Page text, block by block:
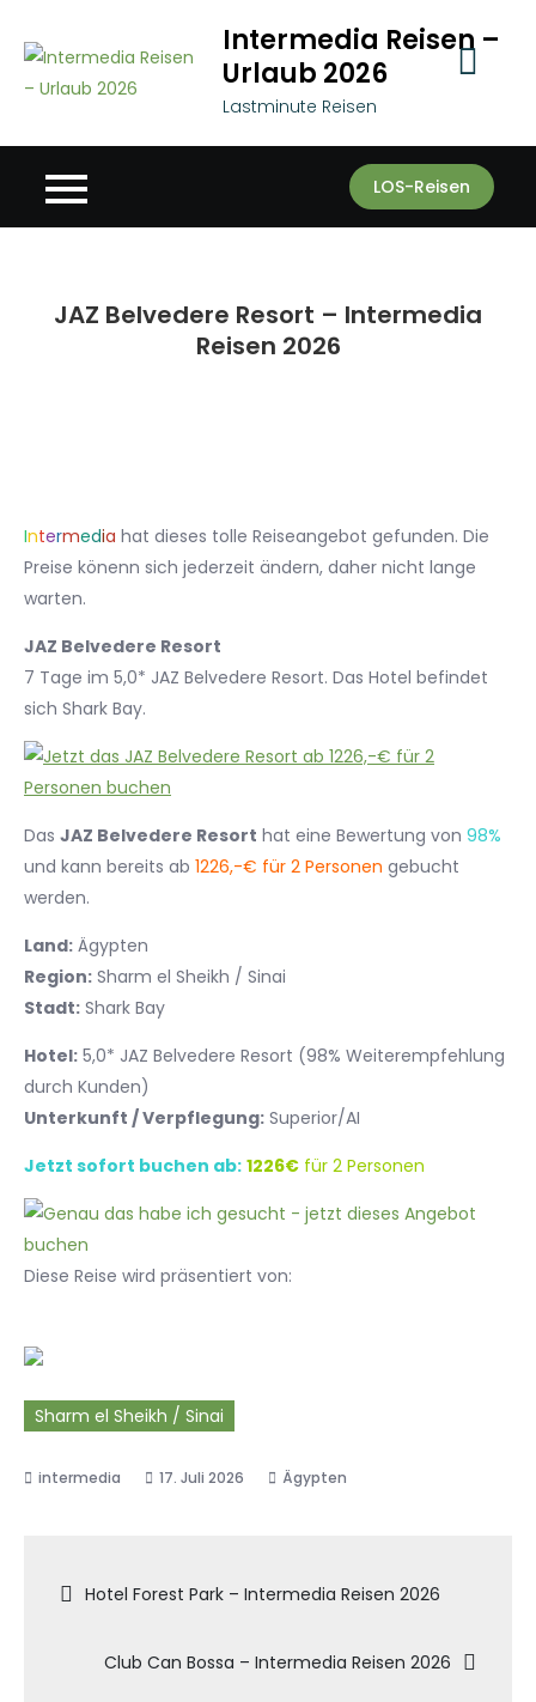
content
Intermedia Reisen –
Urlaub 2026
Lastminute Reisen
LOS-Reisen
JAZ Belvedere Resort – Intermedia
Reisen 2026
Intermedia hat dieses tolle Reiseangebot gefunden. Die
Preise könenn sich jederzeit ändern, daher nicht lange
warten.
JAZ Belvedere Resort
7 Tage im 5,0* JAZ Belvedere Resort. Das Hotel befindet
sich Shark Bay.
Das JAZ Belvedere Resort hat eine Bewertung von 98%
und kann bereits ab 1226,-€ für 2 Personen gebucht
werden.
Land: Ägypten
Region: Sharm el Sheikh / Sinai
Stadt: Shark Bay
Hotel: 5,0* JAZ Belvedere Resort (98% Weiterempfehlung
durch Kunden)
Unterkunft / Verpflegung: Superior/AI
Jetzt sofort buchen ab: 1226€ für 2 Personen
Diese Reise wird präsentiert von:
Sharm el Sheikh / Sinai
17. Juli 2026 Ägypten
Beitragsnavigation
Hotel Forest Park – Intermedia Reisen 2026
Club Can Bossa – Intermedia Reisen 2026